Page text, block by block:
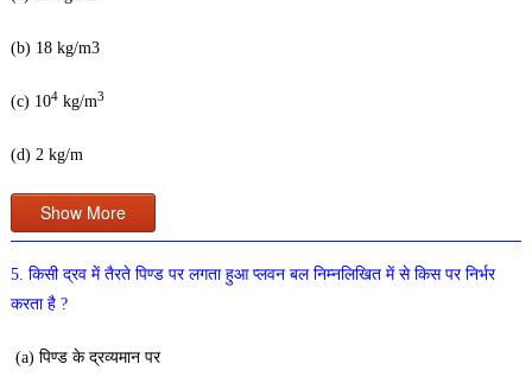
(b) 18 kg/m3
(c) 104kg/m3
(d) 2 kg/m
Show More
5. किसी द्रव में तैरते पिण्ड पर लगता हुआ प्लवन बल निम्नलिखित में से किस पर निर्भर
करता है ?
(a) पिण्ड के द्रव्यमान पर